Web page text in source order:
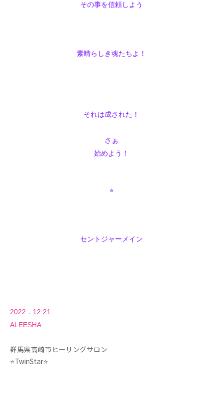
その事を信頼しよう
素晴らしき魂たちよ！
それは成された！
さぁ
始めよう！
⭐︎
セントジャーメイン
2022．12.21
ALEESHA
群馬県高崎市ヒーリングサロン
⭐️TwinStar⭐️